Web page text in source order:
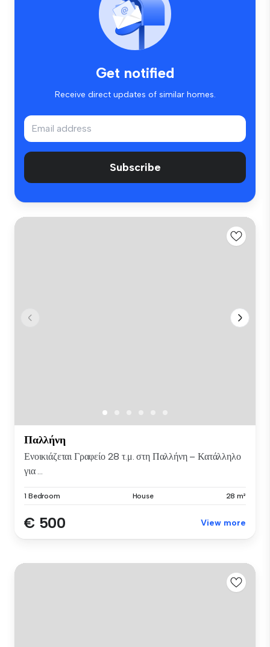
Get notified
Receive direct updates of similar homes.
Subscribe
Παλλήνη
Ενοικιάζεται Γραφείο 28 τ.μ. στη Παλλήνη – Κατάλληλο
για ...
1 Bedroom House 28 m²
€ 500 View more